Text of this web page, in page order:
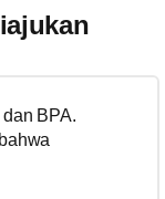
BPA.